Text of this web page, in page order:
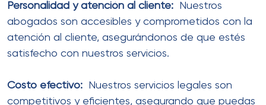
Personalidad y atención al cliente:
Nuestros
abogados son accesibles y comprometidos con la
atención al cliente, asegurándonos de que estés
satisfecho con nuestros servicios.
Costo efectivo:
Nuestros servicios legales son
competitivos y eficientes, asegurando que puedas